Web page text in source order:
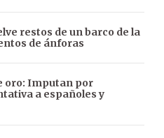
restos de un barco de la
de ánforas
oro: Imputan por
a españoles y